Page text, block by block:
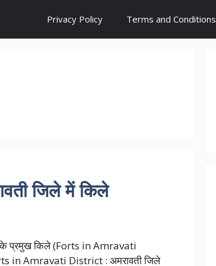
Privacy Policy Terms and Conditions
जिले में किले
के प्रमुख किले (Forts in Amravati
in Amravati District : अमरावती जिले